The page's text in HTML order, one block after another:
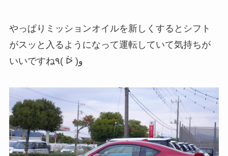
やっぱりミッションオイルを新しくするとシフト
がスッと入るようになって運転していて気持ちが
いいですね٩( ᐖ )و